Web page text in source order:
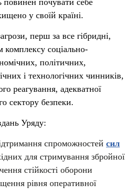
повинен почувати себе
у своїй країні.
перш за все гібридні,
комплексу соціально-
політичних,
і технологічних чинників,
реагування, адекватної
сектору безпеки.
Уряду:
спроможностей сил
для стримування збройної
стійкості оборони
рівня оперативної